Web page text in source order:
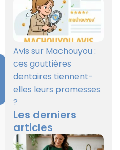
Avis sur Machouyou :
ces gouttières
dentaires tiennent-
elles leurs promesses
?
Les derniers
articles